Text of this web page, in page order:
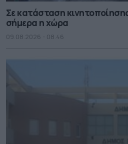
Σε κατάσταση
σήμερα η χώρα
09.08.2026 - 08.46